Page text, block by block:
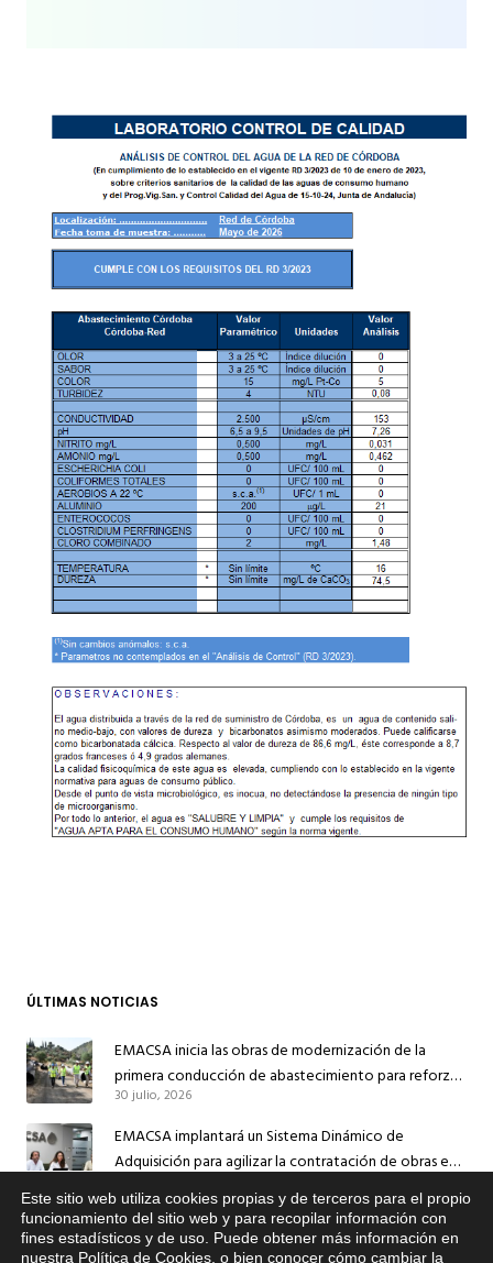
ÚLTIMAS NOTICIAS
EMACSA inicia las obras de modernización de la
primera conducción de abastecimiento para reforzar
el suministro de agua de Córdoba
30 julio, 2026
EMACSA implantará un Sistema Dinámico de
Adquisición para agilizar la contratación de obras en
sus redes e instalaciones
EMACSA inicia hoy las obras de una nueva arteria de
abastecimiento y una red de agua no potable en
Este sitio web utiliza cookies propias y de terceros para el propio
funcionamiento del sitio web y para recopilar información con
fines estadísticos y de uso. Puede obtener más información en
nuestra Política de Cookies , o bien conocer cómo cambiar la
Si tiene cualquier duda sobre
EMACSA, haga click abajo.